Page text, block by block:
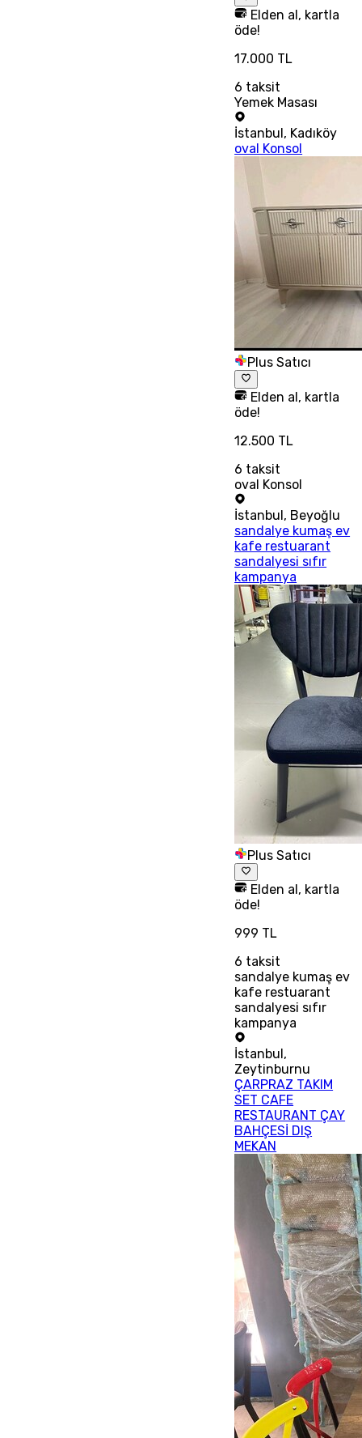
Elden al, kartla
öde!
17.000 TL
6 taksit
Yemek Masası
İstanbul , Kadıköy
oval Konsol
Plus Satıcı
Elden al, kartla
öde!
12.500 TL
6 taksit
oval Konsol
İstanbul, Beyoğlu
sandalye kumaş ev
kafe restuarant
sandalyesi sıfır
kampanya
Plus Satıcı
Elden al, kartla
öde!
999 TL
6 taksit
sandalye kumaş ev
kafe restuarant
sandalyesi sıfır
kampanya
İstanbul,
Zeytinburnu
ÇARPRAZ TAKIM
SET CAFE
RESTAURANT ÇAY
BAHÇESİ DIŞ
MEKAN